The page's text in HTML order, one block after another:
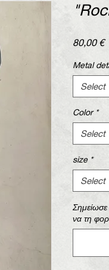
80,00 €
Metal
Select
Color *
Select
size *
Select
να τη